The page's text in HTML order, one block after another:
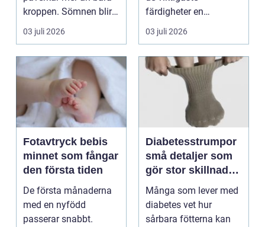
kroppen. Sömnen blir
sämre, humör...
03 juli 2026
färdigheter en
människa kan ha.
Varje år dr...
03 juli 2026
Fotavtryck bebis
minnet som fångar
den första tiden
De första månaderna
med en nyfödd
passerar snabbt.
Diabetesstrumpor
små detaljer som
gör stor skillnad
för känsliga fötter
Många som lever med
diabetes vet hur
sårbara fötterna kan